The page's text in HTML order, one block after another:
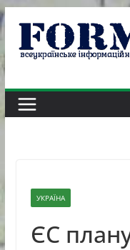
Skip
content
УКРАЇНА
ЄС